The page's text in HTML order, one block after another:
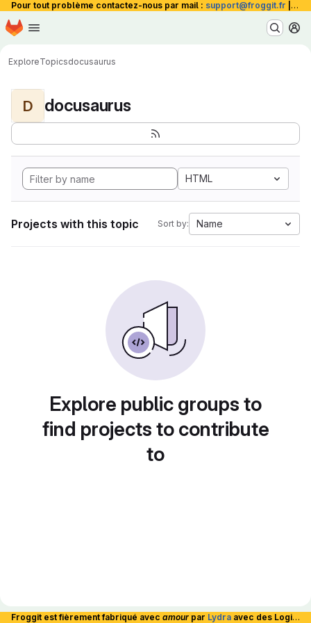
Pour tout problème contactez-nous par mail : support@froggit.fr La
Skip to main content
Homepage
ExploreTopicsdocusaurus
D docusaurus
HTML
Projects with this topic Sort by: Name
Explore public groups to
find projects to contribute
to
Froggit est fièrement fabriqué avec amour par Lydra avec des Logiciels Libres et hébergé en